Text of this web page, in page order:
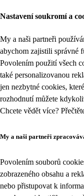
Nastavení soukromí a
My a naši partneři
abychom zajistili správné
Povolením použití všech
také personalizovanou
jen nezbytné cookies,
rozhodnutí můžete
Chcete vědět více?
My a naši partneři
Povolením souborů
zobrazeného obsahu a
nebo přistupovat k